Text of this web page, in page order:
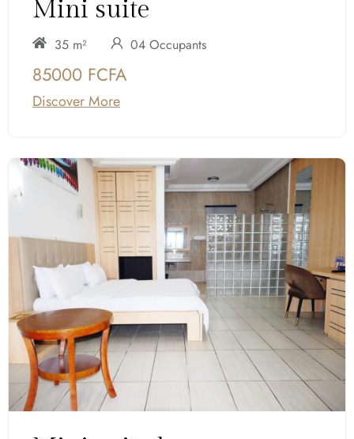
Mini suite
35 m² 04 Occupants
85000 FCFA
Discover More